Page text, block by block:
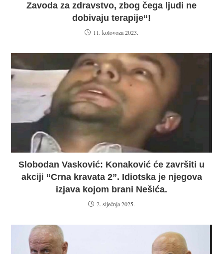
Zavoda za zdravstvo, zbog čega ljudi ne
dobivaju terapije“!
11. kolovoza 2023.
Slobodan Vasković: Konaković će završiti u
akciji “Crna kravata 2”. Idiotska je njegova
izjava kojom brani Nešića.
2. siječnja 2025.